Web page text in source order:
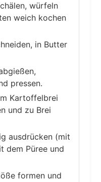
würfeln
weich kochen
in Butter
pressen.
Kartoffelbrei
und zu Brei
ausdrücken (mit
dem Püree und
formen und